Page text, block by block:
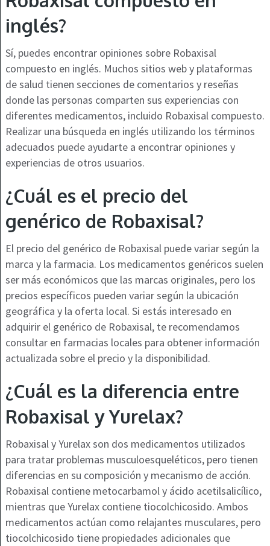
inglés?
Sí, puedes encontrar opiniones sobre Robaxisal
compuesto en inglés. Muchos sitios web y plataformas
de salud tienen secciones de comentarios y reseñas
donde las personas comparten sus experiencias con
diferentes medicamentos, incluido Robaxisal compuesto.
Realizar una búsqueda en inglés utilizando los términos
adecuados puede ayudarte a encontrar opiniones y
experiencias de otros usuarios.
¿Cuál es el precio del
genérico de Robaxisal?
El precio del genérico de Robaxisal puede variar según la
marca y la farmacia. Los medicamentos genéricos suelen
ser más económicos que las marcas originales, pero los
precios específicos pueden variar según la ubicación
geográfica y la oferta local. Si estás interesado en
adquirir el genérico de Robaxisal, te recomendamos
consultar en farmacias locales para obtener información
actualizada sobre el precio y la disponibilidad.
¿Cuál es la diferencia entre
Robaxisal y Yurelax?
Robaxisal y Yurelax son dos medicamentos utilizados
para tratar problemas musculoesqueléticos, pero tienen
diferencias en su composición y mecanismo de acción.
Robaxisal contiene metocarbamol y ácido acetilsalicílico,
mientras que Yurelax contiene tiocolchicosido. Ambos
medicamentos actúan como relajantes musculares, pero
tiocolchicosido tiene propiedades adicionales que